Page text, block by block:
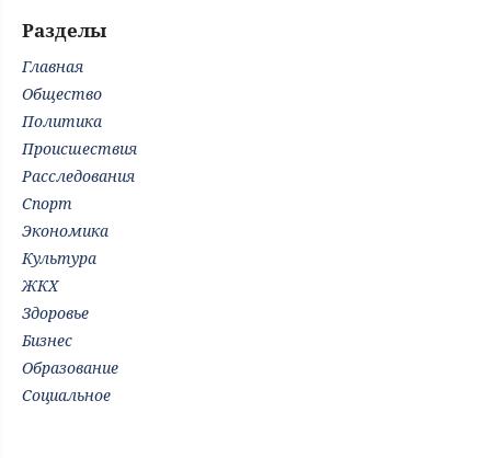
Разделы
Главная
Общество
Политика
Происшествия
Расследования
Спорт
Экономика
Культура
ЖКХ
Здоровье
Бизнес
Образование
Социальное